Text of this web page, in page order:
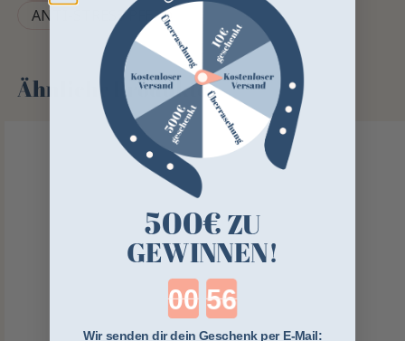
ANTI-STRESS PFERD
Ähnliche Produkte
500€ ZU
GEWINNEN!
Countdown ends in:
Wir senden dir dein Geschenk per E-Mail: